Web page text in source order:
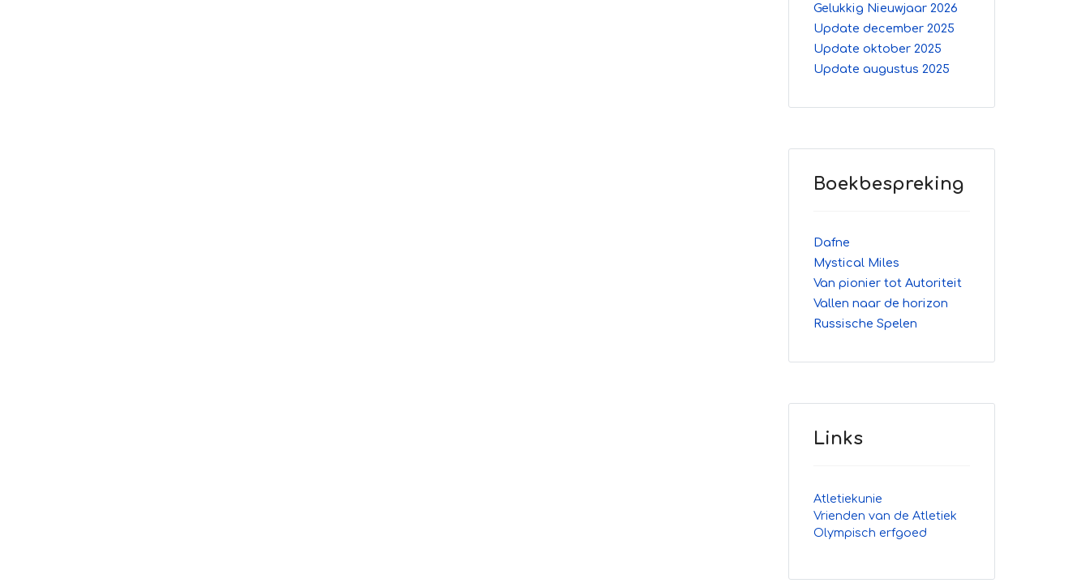
Gelukkig Nieuwjaar 2026
Update december 2025
Update oktober 2025
Update augustus 2025
Boekbespreking
Dafne
Mystical Miles
Van pionier tot Autoriteit
Vallen naar de horizon
Russische Spelen
Links
Atletiekunie
Vrienden van de Atletiek
Olympisch erfgoed